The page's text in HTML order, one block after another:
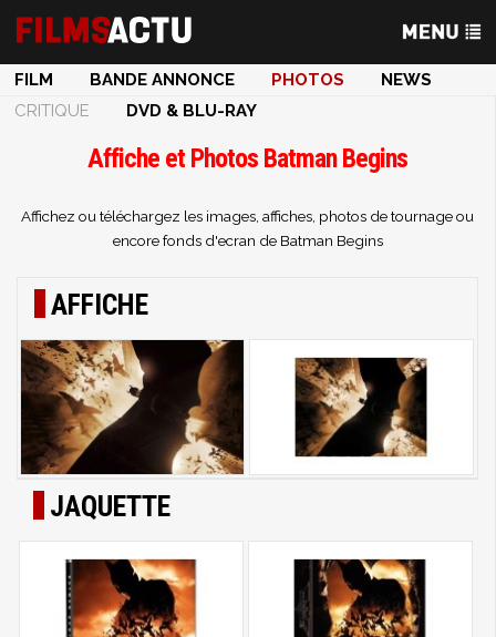
FILM BANDE ANNONCE PHOTOS
NEWS
CRITIQUE
DVD & BLU-RAY
Affiche et Photos Batman Begins
Affichez ou téléchargez les images, affiches, photos de tournage ou
encore fonds d'ecran de Batman Begins
AFFICHE
JAQUETTE